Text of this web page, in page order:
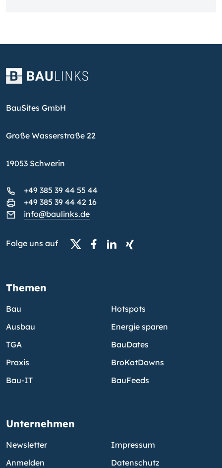
BauSites GmbH
Große Wasserstraße 22
19053 Schwerin
+49 385 39 44 55 44
+49 385 39 44 42 16
info@baulinks.de
Folge uns auf
Themen
Bau
Ausbau
TGA
Praxis
Bau-IT
Hotspots
Energie sparen
BauDates
BroKatDowns
BauFeeds
Unternehmen
Newsletter
Anmelden
Impressum
Datenschutz